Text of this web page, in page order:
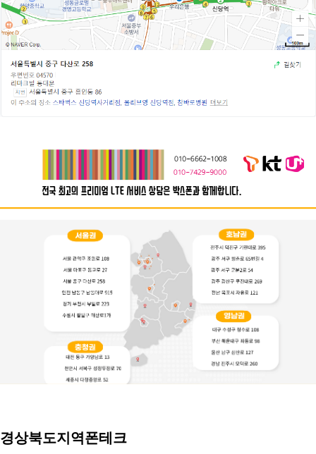
경상북도지역폰테크